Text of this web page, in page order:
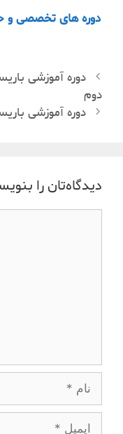
دوره های تخصصی و
دوم
دوره آموزشی
دیدگاه‌تان را